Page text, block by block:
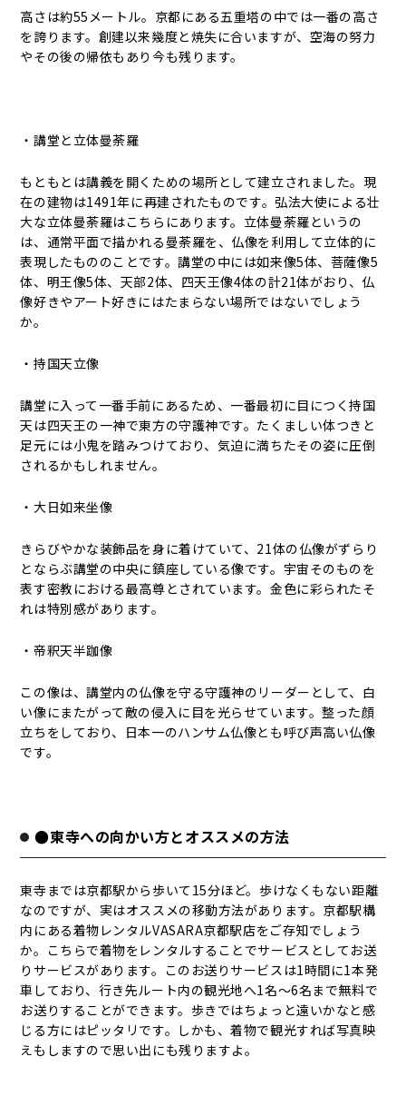
高さは約55メートル。京都にある五重塔の中では一番の高さ
を誇ります。創建以来幾度と焼失に合いますが、空海の努力
やその後の帰依もあり今も残ります。
・講堂と立体曼荼羅
もともとは講義を開くための場所として建立されました。現
在の建物は1491年に再建されたものです。弘法大使による壮
大な立体曼荼羅はこちらにあります。立体曼荼羅というの
は、通常平面で描かれる曼荼羅を、仏像を利用して立体的に
表現したもののことです。講堂の中には如来像5体、菩薩像5
体、明王像5体、天部2体、四天王像4体の計21体がおり、仏
像好きやアート好きにはたまらない場所ではないでしょう
か。
・持国天立像
講堂に入って一番手前にあるため、一番最初に目につく持国
天は四天王の一神で東方の守護神です。たくましい体つきと
足元には小鬼を踏みつけており、気迫に満ちたその姿に圧倒
されるかもしれません。
・大日如来坐像
きらびやかな装飾品を身に着けていて、21体の仏像がずらり
とならぶ講堂の中央に鎮座している像です。宇宙そのものを
表す密教における最高尊とされています。金色に彩られたそ
れは特別感があります。
・帝釈天半跏像
この像は、講堂内の仏像を守る守護神のリーダーとして、白
い像にまたがって敵の侵入に目を光らせています。整った顔
立ちをしており、日本一のハンサム仏像とも呼び声高い仏像
です。
●東寺への向かい方とオススメの方法
東寺までは京都駅から歩いて15分ほど。歩けなくもない距離
なのですが、実はオススメの移動方法があります。京都駅構
内にある着物レンタルVASARA京都駅店をご存知でしょう
か。こちらで着物をレンタルすることでサービスとしてお送
りサービスがあります。このお送りサービスは1時間に1本発
車しており、行き先ルート内の観光地へ1名～6名まで無料で
お送りすることができます。歩きではちょっと遠いかなと感
じる方にはピッタリです。しかも、着物で観光すれば写真映
えもしますので思い出にも残りますよ。